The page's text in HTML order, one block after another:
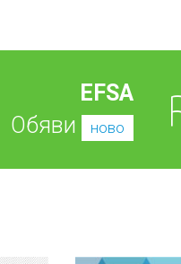
EFSA
Обяви
ново